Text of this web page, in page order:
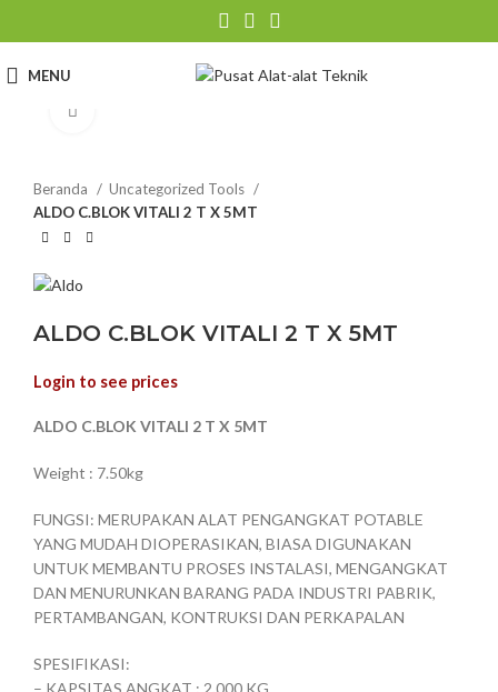
MENU
Beranda
Uncategorized Tools
ALDO C.BLOK VITALI 2 T X 5MT
ALDO C.BLOK VITALI 2 T X 5MT
Login to see prices
ALDO C.BLOK VITALI 2 T X 5MT
Weight : 7.50kg
FUNGSI: MERUPAKAN ALAT PENGANGKAT POTABLE
YANG MUDAH DIOPERASIKAN, BIASA DIGUNAKAN
UNTUK MEMBANTU PROSES INSTALASI, MENGANGKAT
DAN MENURUNKAN BARANG PADA INDUSTRI PABRIK,
PERTAMBANGAN, KONTRUKSI DAN PERKAPALAN
SPESIFIKASI:
– KAPSITAS ANGKAT : 2.000 KG